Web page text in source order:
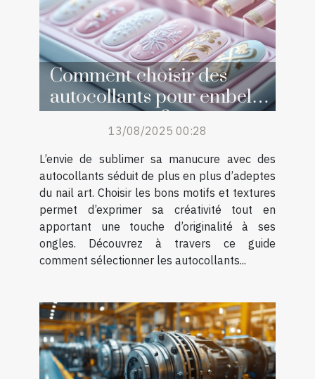
Comment choisir des
autocollants pour embellir
sa manucure ?
13/08/2025 00:28
L’envie de sublimer sa manucure avec des
autocollants séduit de plus en plus d’adeptes
du nail art. Choisir les bons motifs et textures
permet d’exprimer sa créativité tout en
apportant une touche d’originalité à ses
ongles. Découvrez à travers ce guide
comment sélectionner les autocollants...